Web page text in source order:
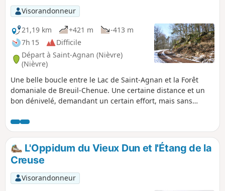
Visorandonneur
21,19 km
+421 m
-413 m
7h 15
Difficile
Départ à Saint-Agnan (Nièvre)
(Nièvre)
Une belle boucle entre le Lac de Saint-Agnan et la Forêt
domaniale de Breuil-Chenue. Une certaine distance et un
bon dénivelé, demandant un certain effort, mais sans
L'Oppidum du Vieux Dun et l'Étang de la
Creuse
Visorandonneur